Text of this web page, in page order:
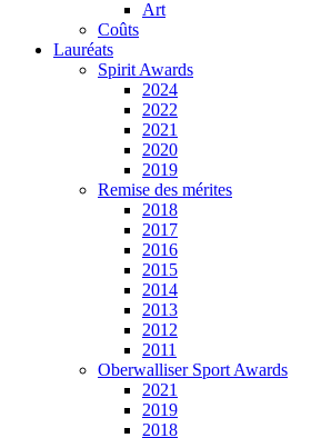
Art
Coûts
Lauréats
Spirit Awards
2024
2022
2021
2020
2019
Remise des mérites
2018
2017
2016
2015
2014
2013
2012
2011
Oberwalliser Sport Awards
2021
2019
2018